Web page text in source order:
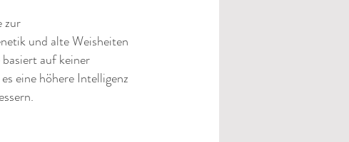
zur
und alte Weisheiten
auf keiner
eine höhere Intelligenz